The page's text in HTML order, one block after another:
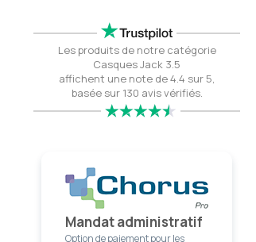
Les produits de notre catégorie
Casques Jack 3.5
affichent une note de 4.4 sur 5,
basée sur 130 avis vérifiés.
Mandat administratif
Option de paiement pour les